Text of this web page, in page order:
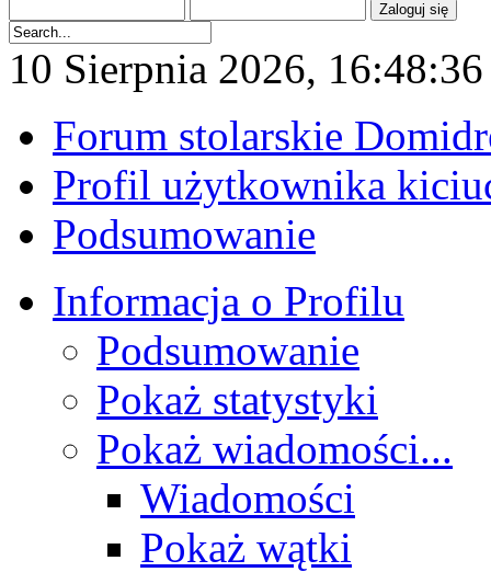
10 Sierpnia 2026,
Forum stolarskie
Profil użytkownika
Podsumowanie
Informacja o Profilu
Podsumowanie
Pokaż statystyki
Pokaż wiadomości...
Wiadomości
Pokaż wątki